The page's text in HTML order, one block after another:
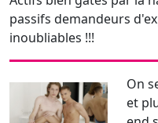
end
Un
plus